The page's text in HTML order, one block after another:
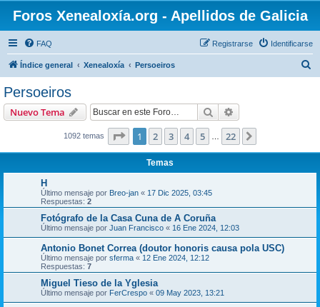
Foros Xenealoxía.org - Apellidos de Galicia
FAQ Identificarse
Registrarse
Índice general Xenealoxía Persoeiros
Persoeiros
Nuevo Tema Buscar
1092 temas Página de 22
1 2 3 4 5 22
Temas
H
Último mensaje por Breo-jan « 17 Dic 2025, 03:45
Respuestas: 2
Fotógrafo de la Casa Cuna de A Coruña
Último mensaje por Juan Francisco « 16 Ene 2024, 12:03
Antonio Bonet Correa (doutor honoris causa pola USC)
Último mensaje por sferma « 12 Ene 2024, 12:12
Respuestas: 7
Miguel Tieso de la Yglesia
Último mensaje por FerCrespo « 09 May 2023, 13:21